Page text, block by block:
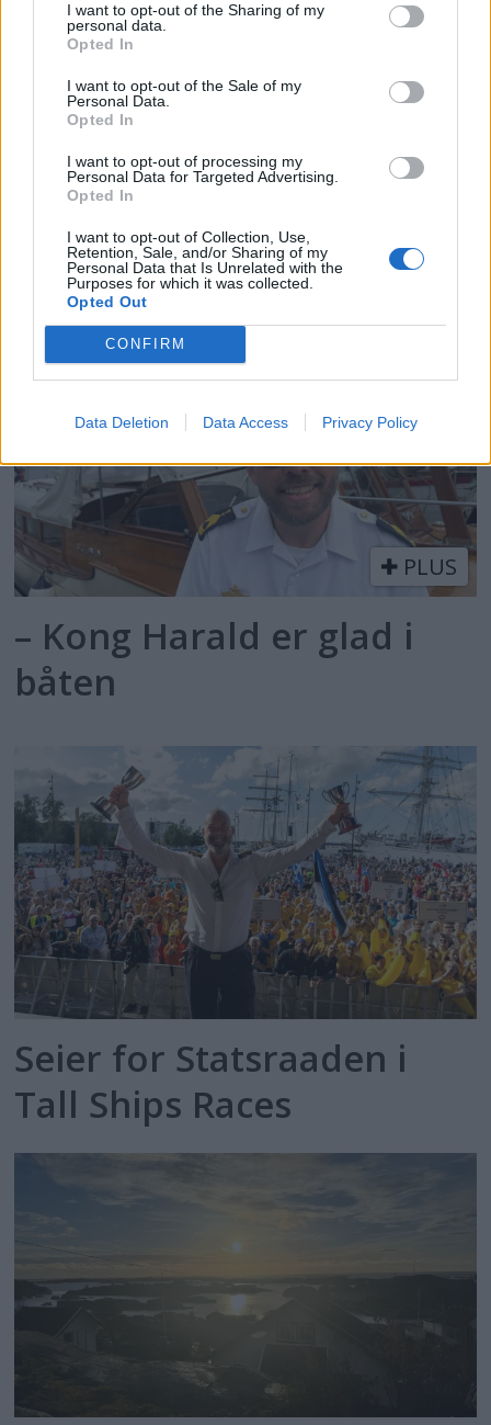
I want to opt-out of the Sharing of my
personal data.
Opted In
I want to opt-out of the Sale of my
Personal Data.
Opted In
I want to opt-out of processing my
Personal Data for Targeted Advertising.
Opted In
I want to opt-out of Collection, Use,
Retention, Sale, and/or Sharing of my
Personal Data that Is Unrelated with the
Purposes for which it was collected.
Opted Out
CONFIRM
Data Deletion Data Access Privacy Policy
Politiets teori: Tok igjen
fritidsbåten bakfra
PLUS
– Kong Harald er glad i
båten
Seier for Statsraaden i
Tall Ships Races